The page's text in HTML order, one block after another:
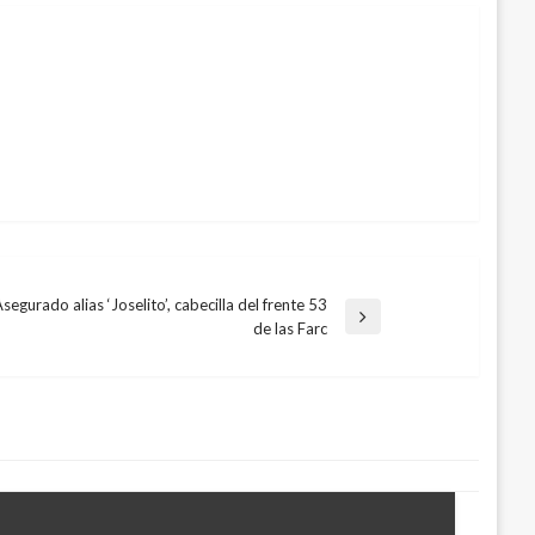
alias ‘Joselito’, cabecilla del frente 53
de las Farc